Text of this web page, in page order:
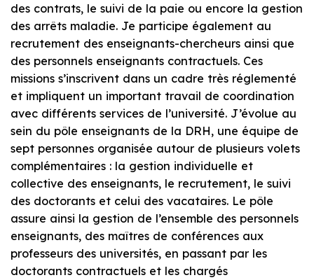
des contrats, le suivi de la paie ou encore la gestion
des arrêts maladie. Je participe également au
recrutement des enseignants-chercheurs ainsi que
des personnels enseignants contractuels. Ces
missions s’inscrivent dans un cadre très réglementé
et impliquent un important travail de coordination
avec différents services de l’université. J’évolue au
sein du pôle enseignants de la DRH, une équipe de
sept personnes organisée autour de plusieurs volets
complémentaires : la gestion individuelle et
collective des enseignants, le recrutement, le suivi
des doctorants et celui des vacataires. Le pôle
assure ainsi la gestion de l’ensemble des personnels
enseignants, des maîtres de conférences aux
professeurs des universités, en passant par les
doctorants contractuels et les chargés